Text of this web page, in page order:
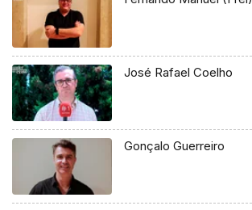
José Rafael Coelho
Gonçalo Guerreiro